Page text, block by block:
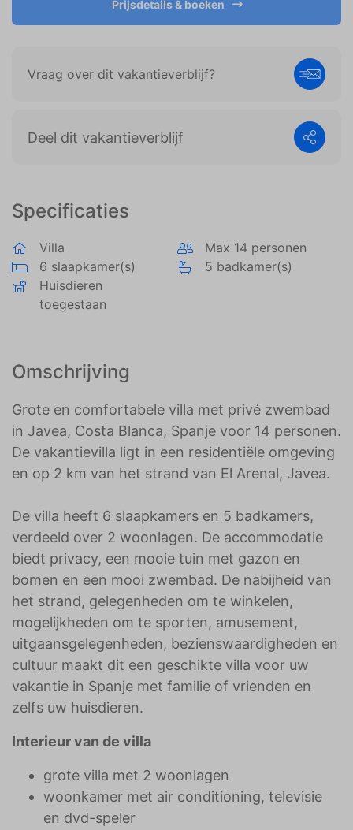
Specificaties
Villa
Max 14 personen
6 slaapkamer(s)
5 badkamer(s)
Huisdieren
toegestaan
Omschrijving
Grote en comfortabele villa met privé zwembad
in Javea, Costa Blanca, Spanje voor 14 personen.
De vakantievilla ligt in een residentiële omgeving
en op 2 km van het strand van El Arenal, Javea.
De villa heeft 6 slaapkamers en 5 badkamers,
verdeeld over 2 woonlagen. De accommodatie
biedt privacy, een mooie tuin met gazon en
bomen en een mooi zwembad. De nabijheid van
het strand, gelegenheden om te winkelen,
mogelijkheden om te sporten, amusement,
uitgaansgelegenheden, bezienswaardigheden en
cultuur maakt dit een geschikte villa voor uw
vakantie in Spanje met familie of vrienden en
zelfs uw huisdieren.
Interieur van de villa
grote villa met 2 woonlagen
woonkamer met air conditioning, televisie
en dvd-speler
Prijsdetails & boeken
Vraag over dit vakantieverblijf?
Deel dit vakantieverblijf
weergeven die zijn afgestemd op en relevant zijn